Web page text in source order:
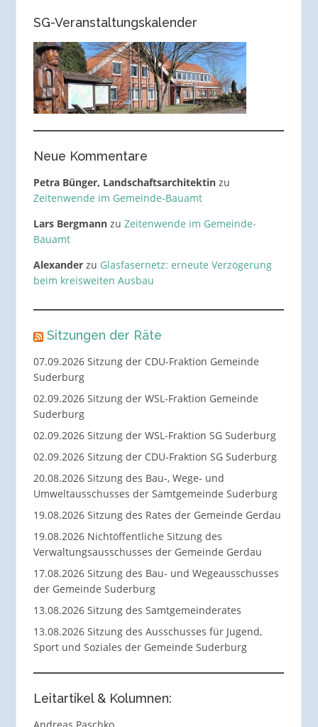
SG-Veranstaltungskalender
Neue Kommentare
Petra Bünger, Landschaftsarchitektinzu
Zeitenwende im Gemeinde-Bauamt
Lars Bergmannzu Zeitenwende im Gemeinde-
Bauamt
Alexanderzu Glasfasernetz: erneute Verzögerung
beim kreisweiten Ausbau
Sitzungen der Räte
07.09.2026 Sitzung der CDU-Fraktion Gemeinde
Suderburg
02.09.2026 Sitzung der WSL-Fraktion Gemeinde
Suderburg
02.09.2026 Sitzung der WSL-Fraktion SG Suderburg
02.09.2026 Sitzung der CDU-Fraktion SG Suderburg
20.08.2026 Sitzung des Bau-, Wege- und
Umweltausschusses der Samtgemeinde Suderburg
19.08.2026 Sitzung des Rates der Gemeinde Gerdau
19.08.2026 Nichtöffentliche Sitzung des
Verwaltungsausschusses der Gemeinde Gerdau
17.08.2026 Sitzung des Bau- und Wegeausschusses
der Gemeinde Suderburg
13.08.2026 Sitzung des Samtgemeinderates
13.08.2026 Sitzung des Ausschusses für Jugend,
Sport und Soziales der Gemeinde Suderburg
Leitartikel & Kolumnen: